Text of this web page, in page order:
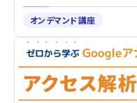
オンデマンド講座